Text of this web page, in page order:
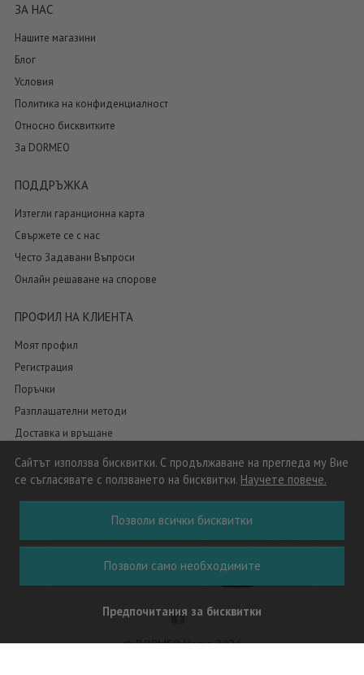
Сайтът използва бисквитки. С продължаване на прегледа му Вие
се съгласявате с ползването на бисквитки. Научете повече.
Позволи всички бисквитки
Позволи само необходимите
Предпочитания за бисквитки
ЗА НАС
Нашите магазини
Блог
Условия
Политика на конфиденциалност
Относно бисквитките
За DORMEO
ПОДДРЪЖКА
Изтегли гаранционна карта
Свържете се с нас
Често Задавани Въпроси
Онлайн решаване на спорове
ПРОФИЛ НА КЛИЕНТА
Моят профил
Регистрация
Поръчки
Разплащателни методи
Доставка и връщане
© DORMEO Home 2026